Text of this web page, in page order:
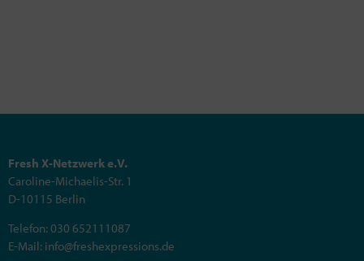
Fresh X-Netzwerk e.V.
Caroline-Michaelis-Str. 1
D-10115 Berlin
Telefon: 030 652111087
E-Mail: info@freshexpressions.de